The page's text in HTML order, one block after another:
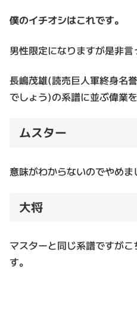
僕のイチオシはこれです。
男性限定になりますが是非言
長嶋茂雄(読売巨人軍終身名
でしょう)の系譜に並ぶ偉業
ムスター
意味がわからないのでやめま
大将
マスターと同じ系譜ですが
す。